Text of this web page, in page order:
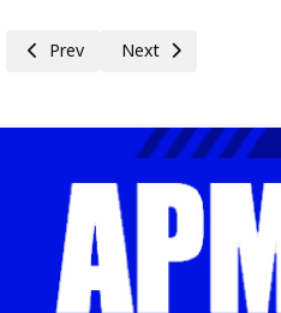
Previous article: TACC ส่งซิกครึ่ง
Prev Next article:
Next